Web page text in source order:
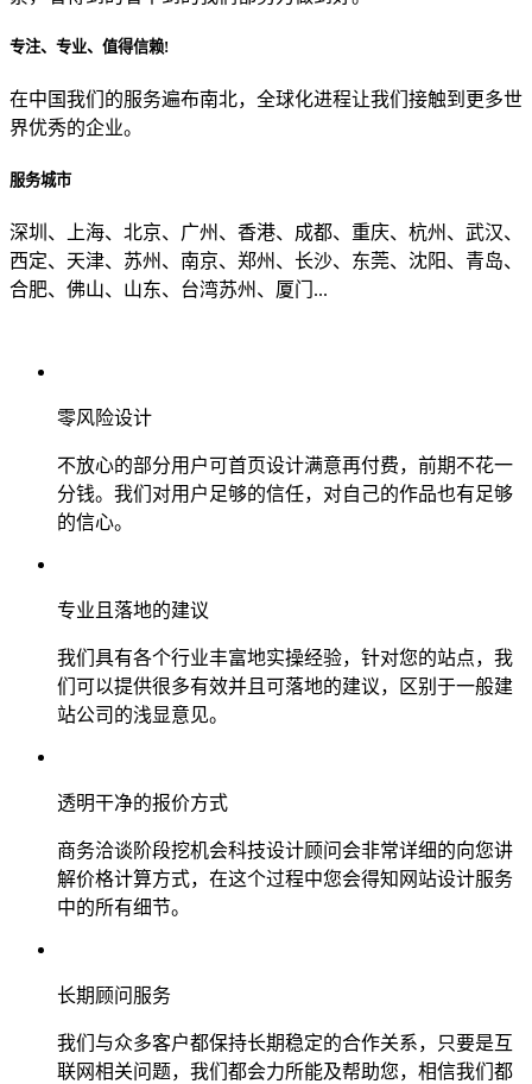
专注、专业、值得信赖!
在中国我们的服务遍布南北，全球化进程让我们接触到更多世
界优秀的企业。
服务城市
深圳、上海、北京、广州、香港、成都、重庆、杭州、武汉、
西定、天津、苏州、南京、郑州、长沙、东莞、沈阳、青岛、
合肥、佛山、山东、台湾苏州、厦门...
零风险设计
不放心的部分用户可首页设计满意再付费，前期不花一
分钱。我们对用户足够的信任，对自己的作品也有足够
的信心。
专业且落地的建议
我们具有各个行业丰富地实操经验，针对您的站点，我
们可以提供很多有效并且可落地的建议，区别于一般建
站公司的浅显意见。
透明干净的报价方式
商务洽谈阶段挖机会科技设计顾问会非常详细的向您讲
解价格计算方式，在这个过程中您会得知网站设计服务
中的所有细节。
长期顾问服务
我们与众多客户都保持长期稳定的合作关系，只要是互
联网相关问题，我们都会力所能及帮助您，相信我们都